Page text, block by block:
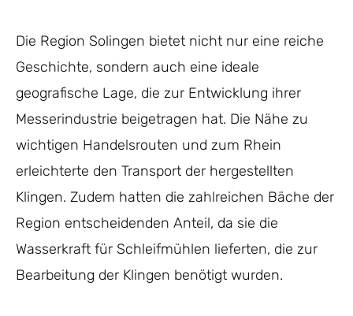
Die Region Solingen bietet nicht nur eine reiche
Geschichte, sondern auch eine ideale
geografische Lage, die zur Entwicklung ihrer
Messerindustrie beigetragen hat. Die Nähe zu
wichtigen Handelsrouten und zum Rhein
erleichterte den Transport der hergestellten
Klingen. Zudem hatten die zahlreichen Bäche der
Region entscheidenden Anteil, da sie die
Wasserkraft für Schleifmühlen lieferten, die zur
Bearbeitung der Klingen benötigt wurden.